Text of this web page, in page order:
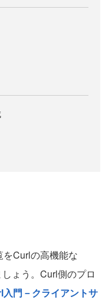
Curlの高機能な
ょう。Curl側のプロ
門－クライアントサ